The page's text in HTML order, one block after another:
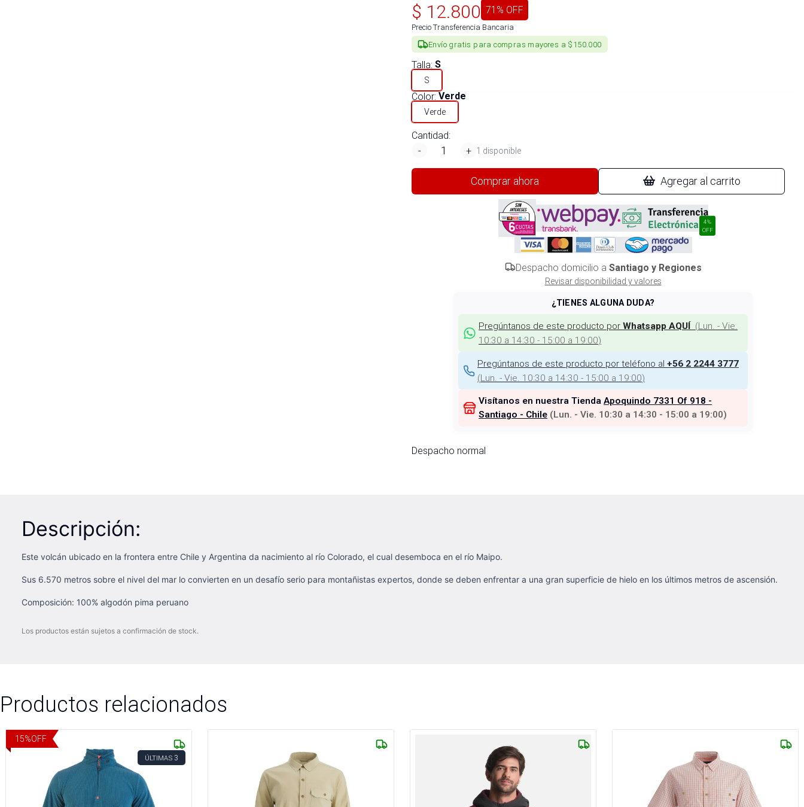
$ 12.800 71 % OFF
Precio Transferencia Bancaria
Envío gratis para compras mayores a $150.000
Talla: S
S
Color: Verde
Verde
Cantidad:
-
+ 1 disponible
Comprar ahora Agregar al carrito
4%
OFF
Despacho domicilio a Santiago y Regiones
Revisar disponibilidad y valores
¿TIENES ALGUNA DUDA?
Pregúntanos de este producto por Whatsapp AQUÍ (Lun. - Vie.
10:30 a 14:30 - 15:00 a 19:00)
Pregúntanos de este producto por teléfono al +56 2 2244 3777
(Lun. - Vie. 10:30 a 14:30 - 15:00 a 19:00)
Visítanos en nuestra Tienda Apoquindo 7331 Of 918 -
Santiago - Chile (Lun. - Vie. 10:30 a 14:30 - 15:00 a 19:00)
Despacho normal
Descripción:
Este volcán ubicado en la frontera entre Chile y Argentina da nacimiento al río Colorado, el cual desemboca en el río Maipo.
Sus 6.570 metros sobre el nivel del mar lo convierten en un desafío serio para montañistas expertos, donde se deben enfrentar a una gran superficie de hielo en los últimos metros de ascensión.
Composición: 100% algodón pima peruano
Los productos están sujetos a confirmación de stock.
Productos relacionados
15%OFF
ÚLTIMAS 3